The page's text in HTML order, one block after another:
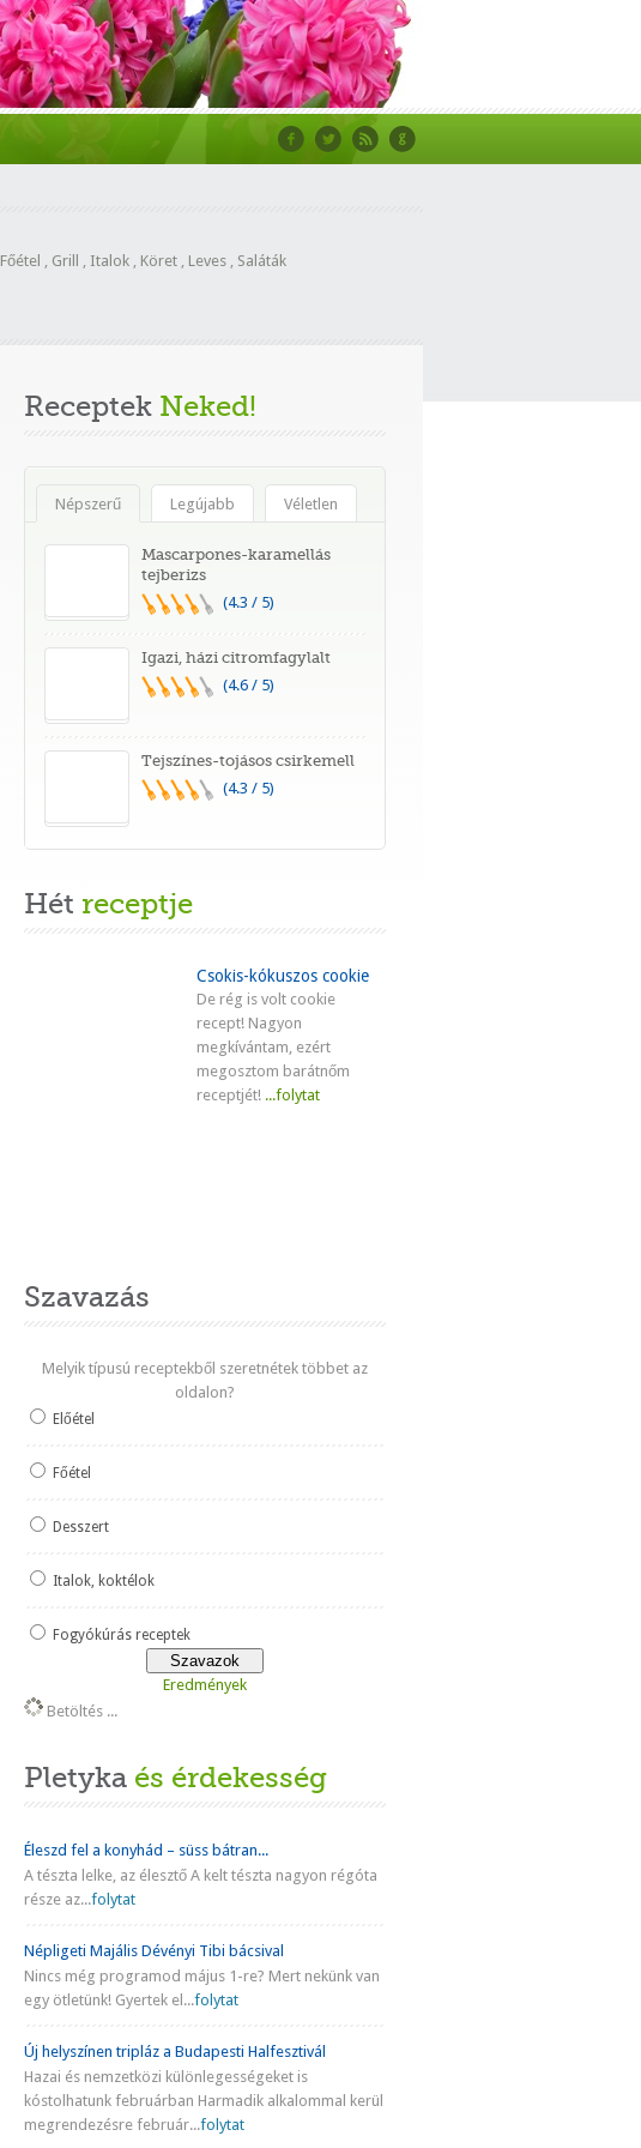
Főétel , Grill , Italok , Köret , Leves , Saláták
Receptek Neked!
Népszerű Legújabb Véletlen
Mascarpones-karamellás
tejberizs
(4.3 / 5)
Igazi, házi citromfagylalt
(4.6 / 5)
Tejszínes-tojásos csirkemell
(4.3 / 5)
Hét receptje
Csokis-kókuszos cookie
De rég is volt cookie
recept! Nagyon
megkívántam, ezért
megosztom barátnőm
receptjét! ...folytat
Szavazás
Melyik típusú receptekből szeretnétek többet az
oldalon?
Előétel
Főétel
Desszert
Italok, koktélok
Fogyókúrás receptek
Eredmények
Betöltés ...
Pletyka és érdekesség
Éleszd fel a konyhád – süss bátran...
A tészta lelke, az élesztő A kelt tészta nagyon régóta
része az...folytat
Népligeti Majális Dévényi Tibi bácsival
Nincs még programod május 1-re? Mert nekünk van
egy ötletünk! Gyertek el...folytat
Új helyszínen tripláz a Budapesti Halfesztivál
Hazai és nemzetközi különlegességeket is
kóstolhatunk februárban Harmadik alkalommal kerül
megrendezésre február...folytat